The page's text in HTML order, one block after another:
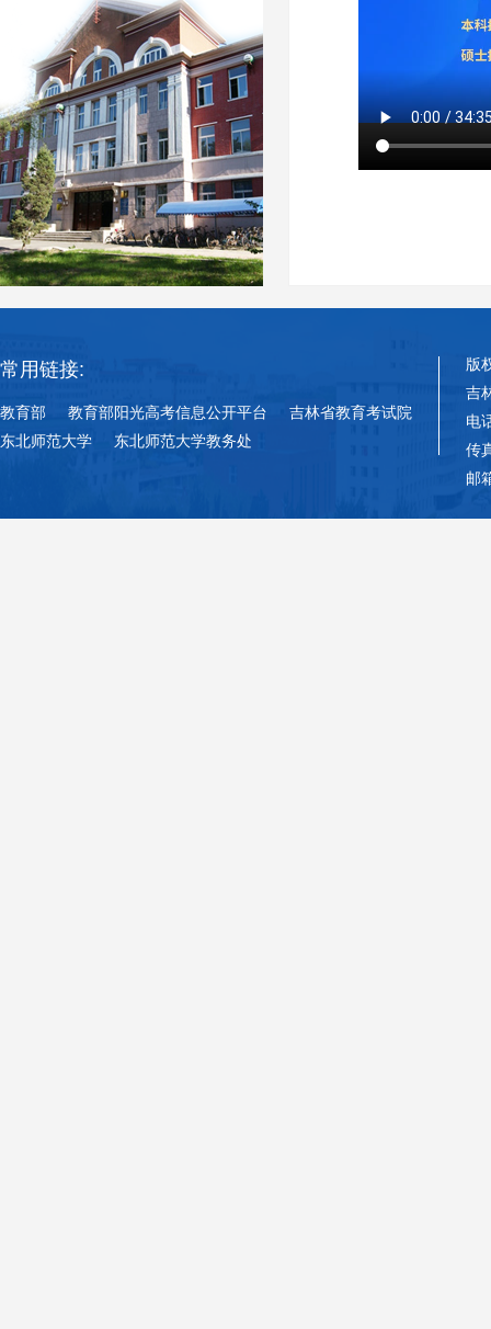
常用链接:
教育部 教育部阳光高考信息公开平台
吉林省教育考试院
东北师范大学
东北师范大学教务处
版
吉
电
传
邮